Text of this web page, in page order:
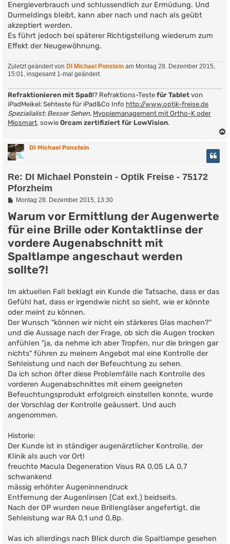
Energieverbrauch und schlussendlich zur Ermüdung. Und
Durmeldings bleibt, kann aber nach und nach als geübt
akzeptiert werden.
Es führt jedoch bei späterer Richtigstellung wiederum zum
Effekt der Neugewöhnung.
Zuletzt geändert von DI Michael Ponstein am Montag 28. Dezember 2015,
15:01, insgesamt 1-mal geändert.
Refraktionieren mit Spaß!? Refraktions-Teste für Tablet von
iPadMeikel: Sehteste für iPad&Co Info http://www.optik-freise.de
Spezialialist: Besser Sehen, Myopiemanagement mit Ortho-K oder
Miosmart, sowie Orcam zertifiziert für LowVision.
DI Michael Ponstein
Re: DI Michael Ponstein - Optik Freise - 75172
Pforzheim
B
i
t
r
a
g
Montag 28. Dezember 2015, 13:30
Warum vor Ermittlung der Augenwerte
für eine Brille oder Kontaktlinse der
vordere Augenabschnitt mit
Spaltlampe angeschaut werden
sollte?!
Im aktuellen Fall beklagt ein Kunde die Tatsache, dass er das
Gefühl hat, dass er irgendwie nicht so sieht, wie er könnte
oder meint zu können.
Der Wunsch "können wir nicht ein stärkeres Glas machen?"
und die Aussage nach der Frage, ob sich die Augen trocken
anfühlen "ja, da nehme ich aber Tropfen, nur die bringen gar
nichts" führen zu meinem Angebot mal eine Kontrolle der
Sehleistung und nach der Befeuchtung zu sehen.
Da ich schon öfter diese Problemfälle nach Kontrolle des
vorderen Augenabschnittes mit einem geeigneten
Befeuchtungsprodukt erfolgreich einstellen konnte, wurde
der Vorschlag der Kontrolle geäussert. Und auch
angenommen.
Historie:
Der Kunde ist in ständiger augenärztlicher Kontrolle, der
Klinik als auch vor Ort!
freuchte Macula Degeneration Visus RA 0,05 LA 0,7
schwankend
mässig erhöhter Augeninnendruck
Entfernung der Augenlinsen (Cat ext.) beidseits.
Nach der OP wurden neue Brillengläser angefertigt, die
Sehleistung war RA 0,1 und 0,8p.
Was ich allerdings nach Blick durch die Spaltlampe gesehen